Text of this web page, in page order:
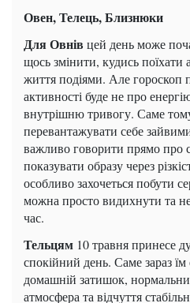
Овен, Телець, Близнюки
Для Овнів цей день може
щось змінити, кудись
життя подіями. Але гороскоп
активності буде не про
внутрішню тривогу. Саме
перевантажувати себе
важливо говорити прямо про
показувати образу через
особливо захочеться побути
можна просто видихнути та
час.
Тельцям 10 травня принесе
спокійний день. Саме зараз їм
домашній затишок,
атмосфера та відчуття